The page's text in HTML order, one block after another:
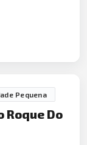
Pequena
Roque Do